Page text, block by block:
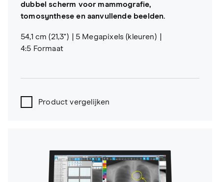
dubbel scherm voor mammografie,
tomosynthese en aanvullende beelden.
54,1 cm (21,3")
5 Megapixels (kleuren)
4:5 Formaat
Product vergelijken